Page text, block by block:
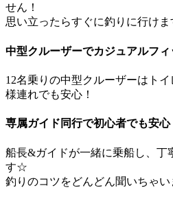
せん！
思い立ったらすぐに釣りに行けま
中型クルーザーでカジュアルフィ
12名乗りの中型クルーザーはト
様連れでも安心！
専属ガイド同行で初心者でも安心
船長&ガイドが一緒に乗船し、丁
す☆
釣りのコツをどんどん聞いちゃい